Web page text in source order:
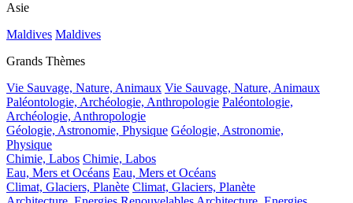
Asie
Maldives Maldives
Grands Thèmes
Vie Sauvage, Nature, Animaux Vie Sauvage, Nature, Animaux
Paléontologie, Archéologie, Anthropologie Paléontologie,
Archéologie, Anthropologie
Géologie, Astronomie, Physique Géologie, Astronomie,
Physique
Chimie, Labos Chimie, Labos
Eau, Mers et Océans Eau, Mers et Océans
Climat, Glaciers, Planète Climat, Glaciers, Planète